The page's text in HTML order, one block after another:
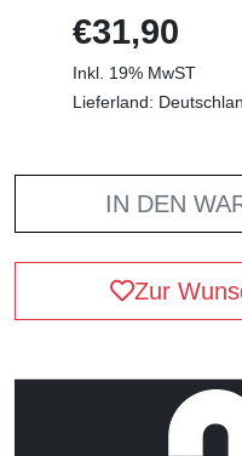
€31,90
Inkl. 19% MwST
Lieferland:
IN DEN
Zur